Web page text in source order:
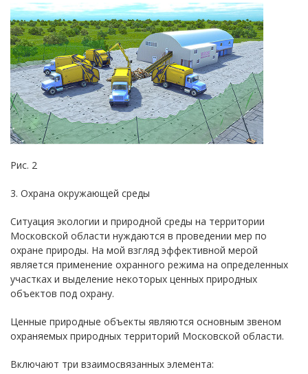
Рис. 2
3. Охрана окружающей среды
Ситуация экологии и природной среды на территории
Московской области нуждаются в проведении мер по
охране природы. На мой взгляд эффективной мерой
является применение охранного режима на определенных
участках и выделение некоторых ценных природных
объектов под охрану.
Ценные природные объекты являются основным звеном
охраняемых природных территорий Московской области.
Включают три взаимосвязанных элемента: